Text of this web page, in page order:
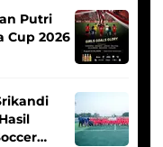
Putri
Cup 2026